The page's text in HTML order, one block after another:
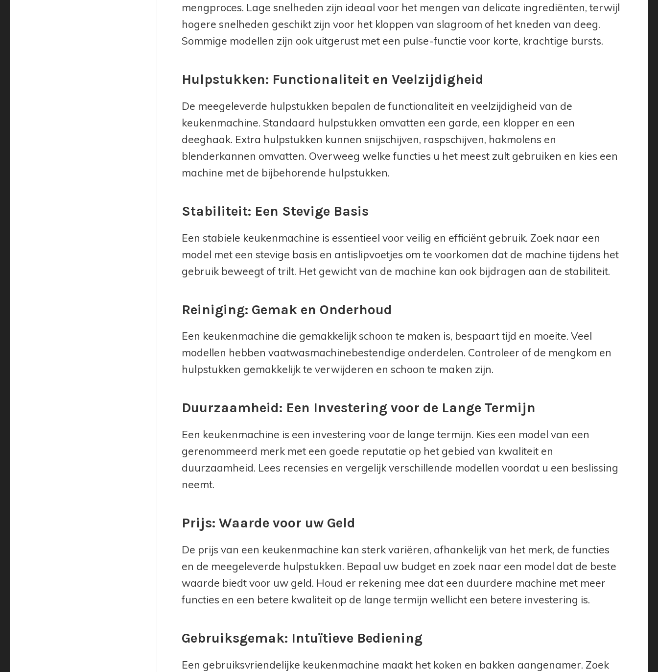
mengproces. Lage snelheden zijn ideaal voor het mengen van delicate ingrediënten, terwijl
hogere snelheden geschikt zijn voor het kloppen van slagroom of het kneden van deeg.
Sommige modellen zijn ook uitgerust met een pulse-functie voor korte, krachtige bursts.
Hulpstukken: Functionaliteit en Veelzijdigheid
De meegeleverde hulpstukken bepalen de functionaliteit en veelzijdigheid van de
keukenmachine. Standaard hulpstukken omvatten een garde, een klopper en een
deeghaak. Extra hulpstukken kunnen snijschijven, raspschijven, hakmolens en
blenderkannen omvatten. Overweeg welke functies u het meest zult gebruiken en kies een
machine met de bijbehorende hulpstukken.
Stabiliteit: Een Stevige Basis
Een stabiele keukenmachine is essentieel voor veilig en efficiënt gebruik. Zoek naar een
model met een stevige basis en antislipvoetjes om te voorkomen dat de machine tijdens het
gebruik beweegt of trilt. Het gewicht van de machine kan ook bijdragen aan de stabiliteit.
Reiniging: Gemak en Onderhoud
Een keukenmachine die gemakkelijk schoon te maken is, bespaart tijd en moeite. Veel
modellen hebben vaatwasmachinebestendige onderdelen. Controleer of de mengkom en
hulpstukken gemakkelijk te verwijderen en schoon te maken zijn.
Duurzaamheid: Een Investering voor de Lange Termijn
Een keukenmachine is een investering voor de lange termijn. Kies een model van een
gerenommeerd merk met een goede reputatie op het gebied van kwaliteit en
duurzaamheid. Lees recensies en vergelijk verschillende modellen voordat u een beslissing
neemt.
Prijs: Waarde voor uw Geld
De prijs van een keukenmachine kan sterk variëren, afhankelijk van het merk, de functies
en de meegeleverde hulpstukken. Bepaal uw budget en zoek naar een model dat de beste
waarde biedt voor uw geld. Houd er rekening mee dat een duurdere machine met meer
functies en een betere kwaliteit op de lange termijn wellicht een betere investering is.
Gebruiksgemak: Intuïtieve Bediening
Een gebruiksvriendelijke keukenmachine maakt het koken en bakken aangenamer. Zoek